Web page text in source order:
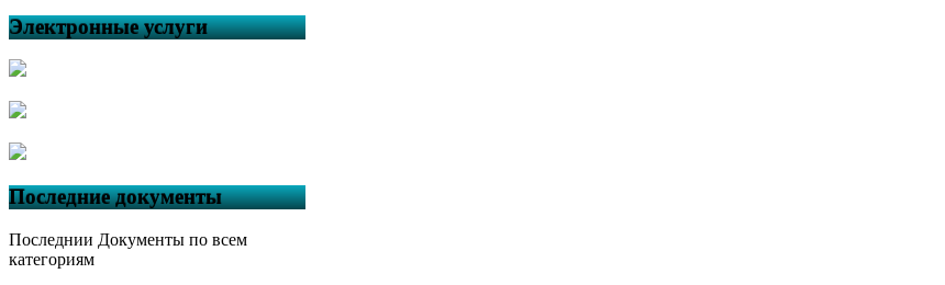
Электронные услуги
Последние документы
Последнии Документы по всем
категориям